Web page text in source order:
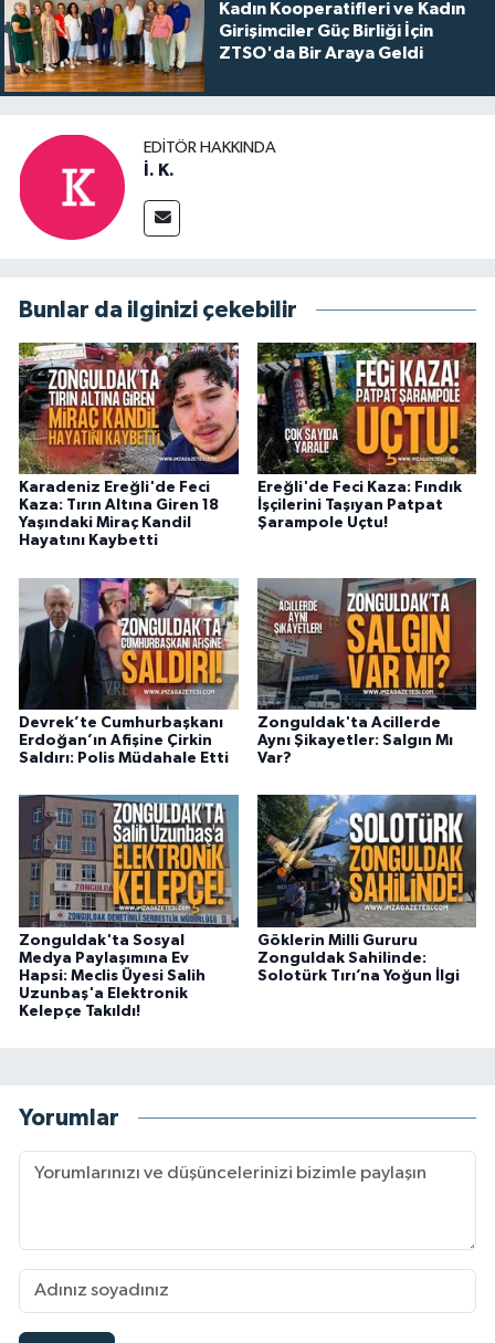
Kadın Kooperatifleri ve Kadın
Girişimciler Güç Birliği İçin
ZTSO'da Bir Araya Geldi
EDITÖR HAKKINDA
İ. K.
Bunlar da ilginizi çekebilir
Karadeniz Ereğli'de Feci
Kaza: Tırın Altına Giren 18
Yaşındaki Miraç Kandil
Hayatını Kaybetti
Ereğli'de Feci Kaza: Fındık
İşçilerini Taşıyan Patpat
Şarampole Uçtu!
Devrek’te Cumhurbaşkanı
Erdoğan’ın Afişine Çirkin
Saldırı: Polis Müdahale Etti
Zonguldak'ta Acillerde
Aynı Şikayetler: Salgın Mı
Var?
Zonguldak'ta Sosyal
Medya Paylaşımına Ev
Hapsi: Meclis Üyesi Salih
Uzunbaş'a Elektronik
Kelepçe Takıldı!
Göklerin Milli Gururu
Zonguldak Sahilinde:
Solotürk Tırı’na Yoğun İlgi
Yorumlar